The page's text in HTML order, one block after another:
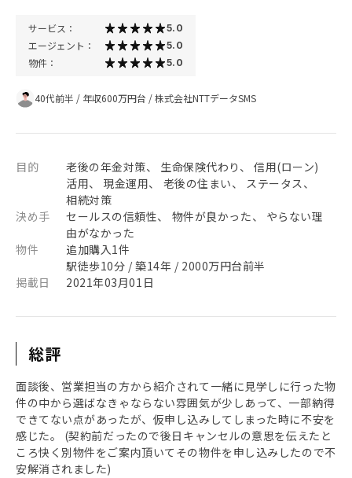
サービス： 5.0
エージェント： 5.0
物件： 5.0
40代前半 / 年収600万円台 /株式会社NTTデータSMS
目的
老後の年金対策、 生命保険代わり、 信用(ローン)
活用、 現金運用、 老後の住まい、 ステータス、
相続対策
決め手
セールスの信頼性、 物件が良かった、 やらない理
由がなかった
物件
追加購入1件
駅徒歩10分 / 築14年 / 2000万円台前半
掲載日
2021年03月01日
総評
面談後、営業担当の方から紹介されて一緒に見学しに行った物
件の中から選ばなきゃならない雰囲気が少しあって、一部納得
できてない点があったが、仮申し込みしてしまった時に不安を
感じた。 (契約前だったので後日キャンセルの意思を伝えたと
ころ快く別物件をご案内頂いてその物件を申し込みしたので不
安解消されました)